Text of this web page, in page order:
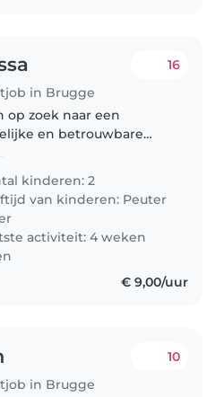
in Brugge
16
op zoek naar een
en betrouwbare
kinderen, een
Georges en een
Marie. We hopen
te vinden..
kinderen: 2
van kinderen: Peuter
activiteit: 4 weken
€ 9,00/uur
in Brugge
10